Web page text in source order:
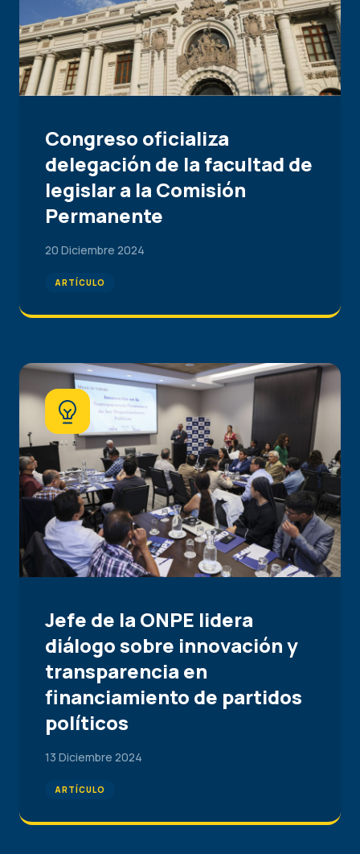
Congreso oficializa
delegación de la facultad de
legislar a la Comisión
Permanente
20 Diciembre 2024
ARTÍCULO
Jefe de la ONPE lidera
diálogo sobre innovación y
transparencia en
financiamiento de partidos
políticos
13 Diciembre 2024
ARTÍCULO